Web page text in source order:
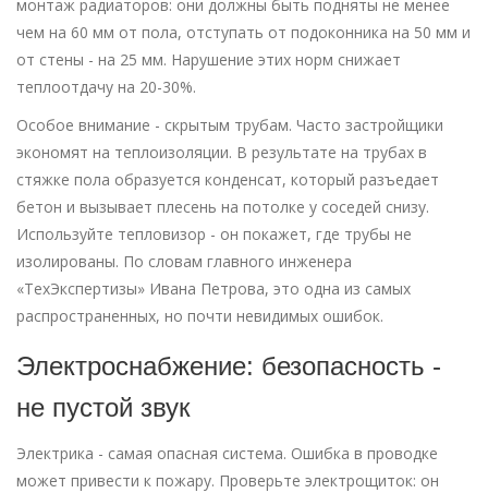
монтаж радиаторов: они должны быть подняты не менее
чем на 60 мм от пола, отступать от подоконника на 50 мм и
от стены - на 25 мм. Нарушение этих норм снижает
теплоотдачу на 20-30%.
Особое внимание - скрытым трубам. Часто застройщики
экономят на теплоизоляции. В результате на трубах в
стяжке пола образуется конденсат, который разъедает
бетон и вызывает плесень на потолке у соседей снизу.
Используйте тепловизор - он покажет, где трубы не
изолированы. По словам главного инженера
«ТехЭкспертизы» Ивана Петрова, это одна из самых
распространенных, но почти невидимых ошибок.
Электроснабжение: безопасность -
не пустой звук
Электрика - самая опасная система. Ошибка в проводке
может привести к пожару. Проверьте электрощиток: он